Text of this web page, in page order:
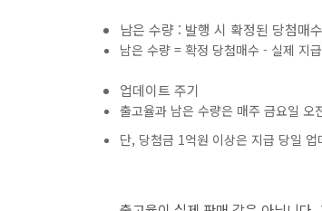
남은 수량 : 발행 시 확정된 당첨매
남은 수량 = 확정 당첨매수 - 실제 지
업데이트 주기
출고율과 남은 수량은 매주 금요일 오
단, 당첨금 1억원 이상은 지급 당일 업